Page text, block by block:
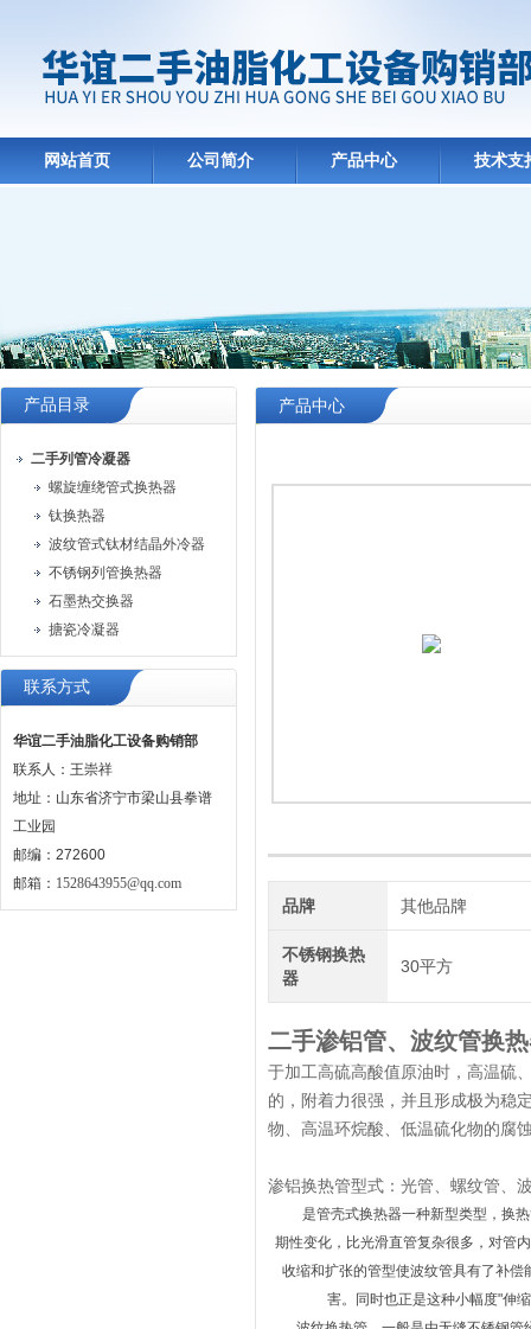
网站首页 公司简介 产品中心 技术支
产品目录
二手列管冷凝器
螺旋缠绕管式换热器
钛换热器
波纹管式钛材结晶外冷器
不锈钢列管换热器
石墨热交换器
搪瓷冷凝器
联系方式
华谊二手油脂化工设备购销部
联系人：王崇祥
地址：山东省济宁市梁山县拳谱
工业园
邮编：272600
邮箱： 1528643955@qq.com
产品中心
品牌 其他品牌
不锈钢换热
器
30平方
二手渗铝管、波纹管换
于加工高硫高酸值原油时，高温硫
的，附着力很强，并且形成极为稳
物、高温环烷酸、低温硫化物的腐
渗铝换热管型式：光管、螺纹管、
是管壳式换热器一种新型类型，换
期性变化，比光滑直管复杂很多，对管
收缩和扩张的管型使波纹管具有了补
害。同时也正是这种小幅度"伸